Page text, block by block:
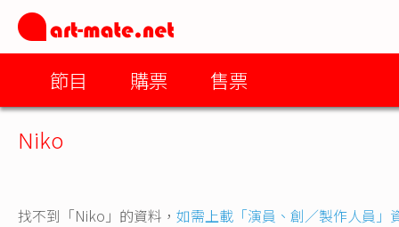
節目 購票 售票
Niko
找不到「Niko」的資料， 如需上載「演員、創／製作人員」